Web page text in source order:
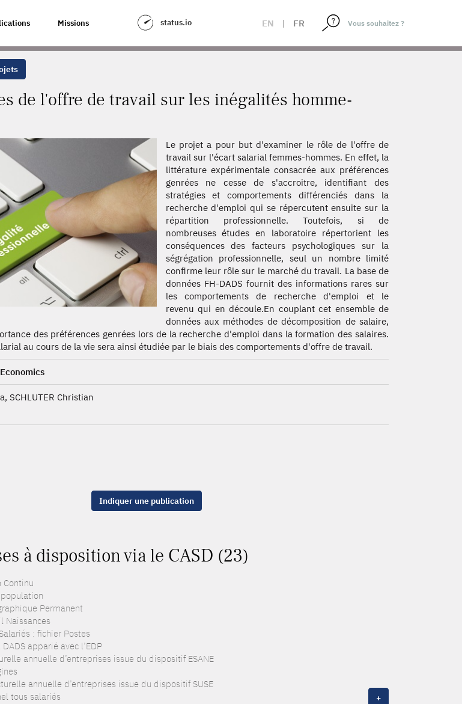
Missions status.io EN | FR
HOMME-FEMME
de l'offre de travail sur les inégalités homme-
Le projet a pour but d'examiner le rôle de l'offre de
travail sur l'écart salarial femmes-hommes. En effet, la
littérature expérimentale consacrée aux préférences
genrées ne cesse de s'accroitre, identifiant des
stratégies et comportements différenciés dans la
recherche d'emploi qui se répercutent ensuite sur la
répartition professionnelle. Toutefois, si de
nombreuses études en laboratoire répertorient les
conséquences des facteurs psychologiques sur la
ségrégation professionnelle, seul un nombre limité
confirme leur rôle sur le marché du travail. La base de
données FH-DADS fournit des informations rares sur
les comportements de recherche d'emploi et le
revenu qui en découle.En couplant cet ensemble de
données aux méthodes de décomposition de salaire,
des préférences genrées lors de la recherche d'emploi dans la formation des salaires.
au cours de la vie sera ainsi étudiée par le biais des comportements d'offre de travail.
SCHLUTER Christian
Indiquer une publication
à disposition via le CASD (23)
Continu
Permanent
Naissances
: fichier Postes
apparié avec l’EDP
annuelle d’entreprises issue du dispositif ESANE
annuelle d’entreprises issue du dispositif SUSE
tous salariés
+